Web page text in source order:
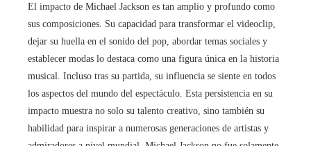
El impacto de Michael Jackson es tan amplio y profundo como
sus composiciones. Su capacidad para transformar el videoclip,
dejar su huella en el sonido del pop, abordar temas sociales y
establecer modas lo destaca como una figura única en la historia
musical. Incluso tras su partida, su influencia se siente en todos
los aspectos del mundo del espectáculo. Esta persistencia en su
impacto muestra no solo su talento creativo, sino también su
habilidad para inspirar a numerosas generaciones de artistas y